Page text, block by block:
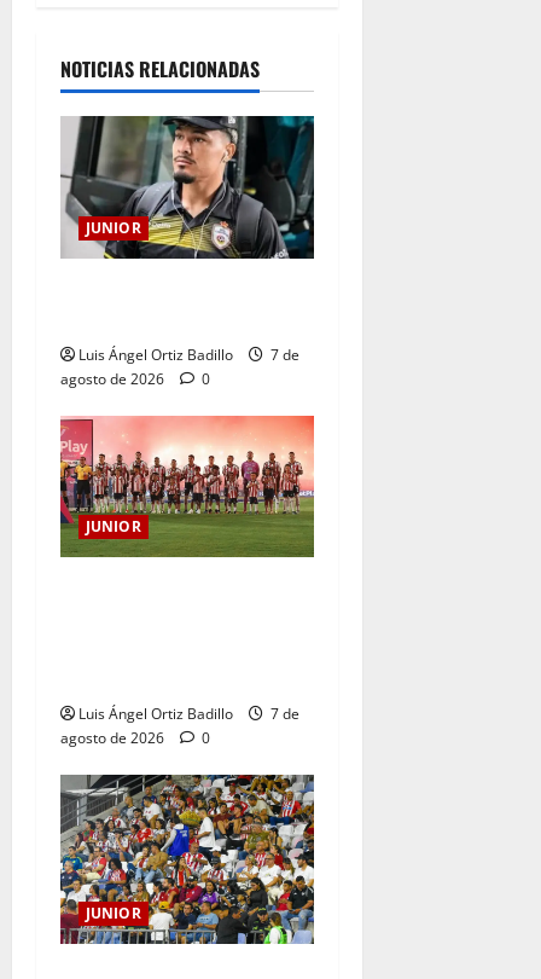
NOTICIAS RELACIONADAS
JUNIOR
Luis Ángel Ortiz Badillo
7 de
agosto de 2026
0
JUNIOR
Luis Ángel Ortiz Badillo
7 de
agosto de 2026
0
JUNIOR